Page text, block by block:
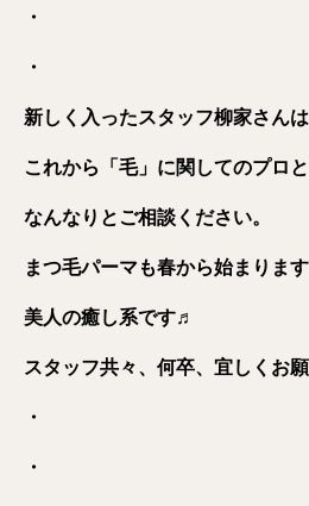
・
・
新しく入ったスタッフ柳家さん
これから「毛」に関してのプロ
なんなりとご相談ください。
まつ毛パーマも春から始まります
美人の癒し系です♬
スタッフ共々、何卒、宜しくお願
・
・